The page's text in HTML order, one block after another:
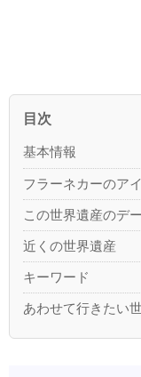
目次
基本情報
フラーネカーのア
この世界遺産のデ
近くの世界遺産
キーワード
あわせて行きたい